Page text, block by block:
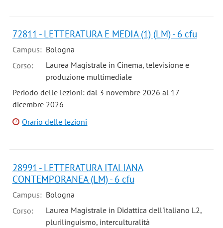
72811 - LETTERATURA E MEDIA (1) (LM) - 6 cfu
Campus: Bologna
Corso:
Laurea Magistrale in Cinema, televisione e
produzione multimediale
Periodo delle lezioni: dal 3 novembre 2026 al 17
dicembre 2026
Orario delle lezioni
28991 - LETTERATURA ITALIANA
CONTEMPORANEA (LM) - 6 cfu
Campus: Bologna
Corso:
Laurea Magistrale in Didattica dell'italiano L2,
plurilinguismo, interculturalità